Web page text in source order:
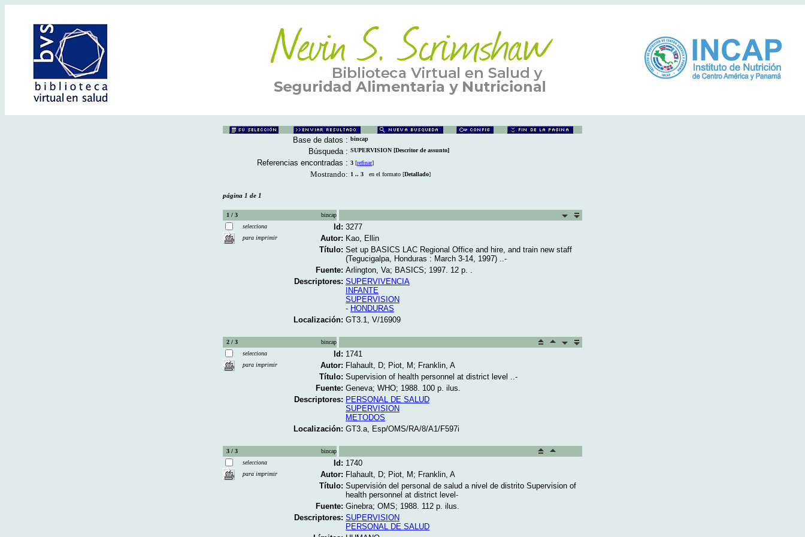
Base de datos : bincap
Búsqueda : SUPERVISION [Descritor de assunto]
Referencias encontradas : 3 [refinar]
Mostrando: 1 .. 3 en el formato [Detallado]
página 1 de 1
1 / 3
bincap
selecciona
para imprimir
Id: 3277
Autor: Kao, Ellin
Título: Set up BASICS LAC Regional Office and hire, and train new staff
(Tegucigalpa, Honduras : March 3-14, 1997) ..-
Fuente: Arlington, Va; BASICS; 1997. 12 p. .
Descriptores: SUPERVIVENCIA
INFANTE
SUPERVISION
- HONDURAS
Localización: GT3.1, V/16909
2 / 3
bincap
selecciona
para imprimir
Id: 1741
Autor: Flahault, D; Piot, M; Franklin, A
Título: Supervision of health personnel at district level ..-
Fuente: Geneva; WHO; 1988. 100 p. ilus.
Descriptores: PERSONAL DE SALUD
SUPERVISION
METODOS
Localización: GT3.a, Esp/OMS/RA/8/A1/F597i
3 / 3
bincap
selecciona
para imprimir
Id: 1740
Autor: Flahault, D; Piot, M; Franklin, A
Título: Supervisión del personal de salud a nivel de distrito Supervision of
health personnel at district level-
Fuente: Ginebra; OMS; 1988. 112 p. ilus.
Descriptores: SUPERVISION
PERSONAL DE SALUD